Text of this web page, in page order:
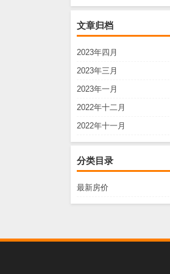
文章归档
2023年四月
2023年三月
2023年一月
2022年十二月
2022年十一月
分类目录
最新房价